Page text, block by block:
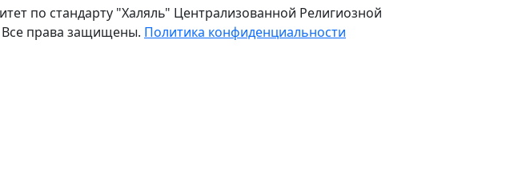
по стандарту "Халяль" Централизованной Религиозной
Все права защищены. Политика конфиденциальности